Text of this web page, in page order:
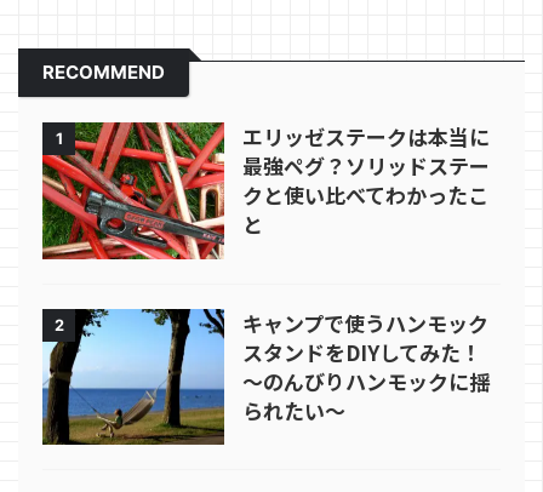
RECOMMEND
1
エリッゼステークは本当に
最強ペグ？ソリッドステー
クと使い比べてわかったこ
と
2
キャンプで使うハンモック
スタンドをDIYしてみた！
～のんびりハンモックに揺
られたい～